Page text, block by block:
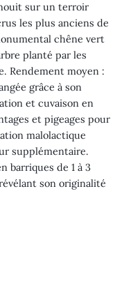
sur un terroir
les plus anciens de
chêne vert
planté par les
Rendement moyen :
grâce à son
et cuvaison en
et pigeages pour
malolactique
supplémentaire.
barriques de 1 à 3
son originalité